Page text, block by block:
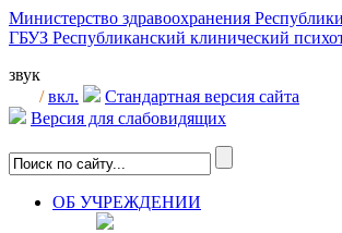
Министерство здравоохранения
ГБУЗ Республиканский клинический
звук
/ вкл.
Стандартная версия сайта
Версия для слабовидящих
ОБ УЧРЕЖДЕНИИ